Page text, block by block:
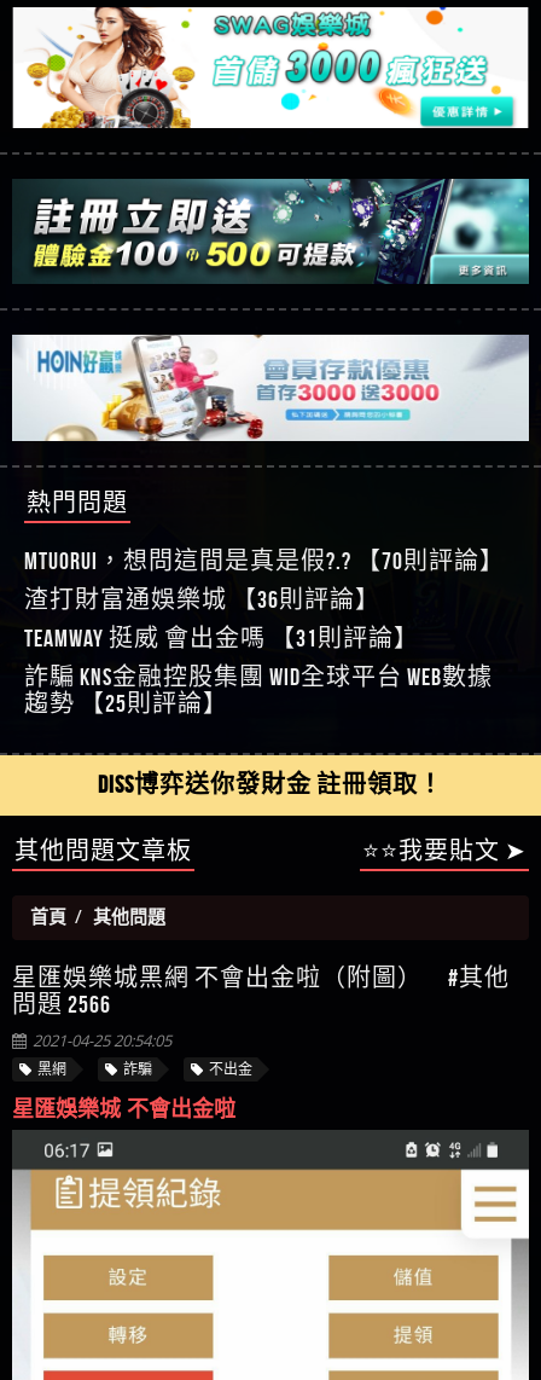
的錢一招拿回
機台運算專案是不是詐騙 機台運算專案是真的嗎
被機台運算專案詐騙的錢怎麼辦 本文教你如何拿
回被騙資金
討回資金賴zg369】Hoyabit是詐騙嗎 Hoyabit是不是詐
騙 Hoyabit是真的嗎 被HoyabitHoyabit詐騙的錢怎麼辦
本文教你如何拿回被騙資金
【其他問題】KS.M多元化行銷詐騙持續收割國人
中【免費討回資金賴zg369】KS.M多元化行銷是詐
騙嗎 KS.M多元化行銷是不是詐騙 KS.M多元化行銷是
真的嗎 被KS.M多元化行銷詐騙的錢怎麼辦 本文教
你如何拿回被騙資金
【其他問題】免費追回賴「zg369」深度解析野原
家 Family & Love如何詐騙 野原家 Family & Love是不是詐
騙 野原家 Family & Love是真的嗎 野原家 Family & Love是
詐騙嗎 165多次通報野原家 Family & Love是詐騙平台
【其他問題】元盈橋詐騙持續收割國人中【免費
討回資金賴zg369】元盈橋是詐騙嗎 元盈橋是不是
詐騙 元盈橋是真的嗎 被元盈橋詐騙的錢怎麼辦
【其他問題】被騙追回賴【zg369】M.L.Edge利用新
型詐騙手法欺詐群眾 M.L.Edge是真的嗎 M.L.Edge是不
金 被M.L.Edge詐騙的錢一招拿回
【其他問題】 Robinhood詐騙持續收割國人中【免
不是詐騙 Robinhood是真的嗎 被Robinhood詐騙的錢怎
麼辦 本文教你如何拿回被騙資金
資金賴zg369】FLTO是詐騙嗎 FLTO是不是詐騙 FLTO是
真的嗎 被FLTO詐騙的錢怎麼辦 本文教你如何拿回
被騙資金
【其他問題】 遇詐騙求救賴【zg369】八旬老翁被
ALYWS詐騙家破人亡 ALYWS是真的嗎 ALYWS是不是詐騙
ALYWS是詐騙嗎 （ALYWS）無法出金 請小心群組暗椿
【其他問題】 一招教你揭秘新型詐騙手法 （受害
者免費援助賴zg369）當當詐騙 當當是不是詐騙 當
當是真的嗎 當當是詐騙嗎 六旬老婦深信當當高獲
利回報被騙的家破人亡
【其他問題】用理性數據指路，開啟你的高回報
娛樂之旅
【其他問題】【老玩家不藏私】2025 線上老虎機
這樣挑！RTP、波動率和平台安全的全攻略！
【推薦博弈】這款《ATG 武俠》老虎機真的猛！玩
過才知道什麼叫超過3萬種中獎方式！
【推薦博弈】BNG電子遊戲完整攻略！熱門老虎
機、集鴻運玩法、獨家試玩一次看！
【其他問題】【2025】ATG試玩必看！戰神賽特
51,000倍數玩法攻略，輕鬆稱霸老虎機！
【其他問題】「拆解力智投資詐騙套路緊急追討
賴zg369」力智投資是不是詐騙 力智投資是真的嗎
力智投資是詐騙嗎 南部老翁還在癡迷力智投資高
回報獲利 請不要在匯款
【其他問題】 【遇天盛商行詐騙追回資金賴
zg369】天盛商行詐騙 天盛商行是不是詐騙 天盛商
行是真的嗎 天盛商行是詐騙嗎 被天盛商行詐騙一
招教你拿回
【其他問題】 受害者援助賴【zg369】退休老翁被
大戶e點靈詐騙痛不欲生 大戶e點靈是真的嗎 大戶e
點靈是不是詐騙 大戶e點靈是詐騙嗎 大戶e點靈無
法出金 （大戶e點靈）教你如何規避詐騙陷阱
【其他問題】 弘記投資詐騙持續收割國人中【免
費討回資金賴zg369】弘記投資是詐騙嗎 弘記投資
是不是詐騙 弘記投資是真的嗎 被弘記投資詐騙的
錢怎麼辦 本文教你如何拿回被騙資金
【其他問題】 被騙追回賴【zg369】KnTop利用新型
詐騙手法欺詐群眾 KnTop是真的嗎 KnTop是不是詐騙
KnTop是詐騙嗎 【KnTop】KnTop無法出金 被KnTop詐騙
的錢一招拿回
【其他問題】機台運算專案詐騙持續收割國人中
【免費討回資金賴zg369】機台運算專案是詐騙嗎
機台運算專案是不是詐騙 機台運算專案是真的嗎
被機台運算專案詐騙的錢怎麼辦 本文教你如何拿
回被騙資金
【其他問題】 Hoyabit詐騙持續收割國人中【免費
討回資金賴zg369】Hoyabit是詐騙嗎 Hoyabit是不是詐
騙 Hoyabit是真的嗎 被HoyabitHoyabit詐騙的錢怎麼辦
本文教你如何拿回被騙資金
【其他問題】KS.M多元化行銷詐騙持續收割國人
中【免費討回資金賴zg369】KS.M多元化行銷是詐
騙嗎 KS.M多元化行銷是不是詐騙 KS.M多元化行銷是
真的嗎 被KS.M多元化行銷詐騙的錢怎麼辦 本文教
【其他問題】免費追回賴「zg369」深度解析野原
家 Family & Love如何詐騙 野原家 Family & Love是不是詐
騙 野原家 Family & Love是真的嗎 野原家 Family & Love是
【其他問題】元盈橋詐騙持續收割國人中【免費
討回資金賴zg369】元盈橋是詐騙嗎 元盈橋是不是
本文教你如何拿回被騙資金
【其他問題】被騙追回賴【zg369】M.L.Edge利用新
是詐騙 M.L.Edge是詐騙嗎 【M.L.Edge】M.L.Edge無法出
金 被M.L.Edge詐騙的錢一招拿回
費討回資金賴zg369】Robinhood是詐騙嗎 Robinhood是
不是詐騙 Robinhood是真的嗎 被Robinhood詐騙的錢怎
麼辦 本文教你如何拿回被騙資金
【其他問題】FLTO詐騙持續收割國人中【免費討回
資金賴zg369】FLTO是詐騙嗎 FLTO是不是詐騙 FLTO是
真的嗎 被FLTO詐騙的錢怎麼辦 本文教你如何拿回
被騙資金
【其他問題】 遇詐騙求救賴【zg369】八旬老翁被
ALYWS詐騙家破人亡 ALYWS是真的嗎 ALYWS是不是詐騙
ALYWS是詐騙嗎 （ALYWS）無法出金 請小心群組暗椿
【其他問題】 一招教你揭秘新型詐騙手法 （受害
者免費援助賴zg369）當當詐騙 當當是不是詐騙 當
利回報被騙的家破人亡
【沈樂慧】又是九州??爛死了黑網不要玩
【林伊依】爛死了拉贏錢直接鎖帳號可以去吃屎
【陳靜茹】推薦小畢，我也是小畢的會員～～
【黃家羭】推推
【AVA娛樂城】還會自己做假對話來毀謗欸哈哈哈
好厲
【陳順堪】黑網不出金
【黃伊珊】不推薦爛公司
【陳順堪】星匯娛樂城出金幾次後贏錢就不給出
金
【陳順堪】黑網出金幾次後贏了就不出金出
【玩運彩】
【asd】唬爛不出金黑網垃圾平台
【蘇俊曄】所以會出金嗎現在也是一樣的狀況
【侯依揚】廢物喔
【傑】推代理真的好相處
回答
【王亞廷】LINE:kK605638
【王亞廷】#免費手遊#錢龍皇ONLINE#http
【傑】真的
【蔡如軒】黑網一個呵呵
【Wei】讚
【沈樂慧】又是九州??爛死了黑網不要玩
【林伊依】爛死了拉贏錢直接鎖帳號可以去吃屎
【陳靜茹】推薦小畢，我也是小畢的會員～～
【AVA娛樂城】還會自己做假對話來毀謗欸哈哈哈
【陳順堪】黑網不出金
【黃伊珊】不推薦爛公司
【陳順堪】星匯娛樂城出金幾次後贏錢就不給出
金
【陳順堪】黑網出金幾次後贏了就不出金出
【玩運彩】
【asd】唬爛不出金黑網垃圾平台
【蘇俊曄】所以會出金嗎現在也是一樣的狀況
【侯依揚】廢物喔
熱門問題
MTUORUi，想問這間是真是假?.? 【70則評論】
渣打財富通娛樂城 【36則評論】
TEAMWAY 挺威 會出金嗎 【31則評論】
趨勢 【25則評論】
DISS博弈送你發財金 註冊領取！
其他問題文章板
首頁 其他問題
星匯娛樂城黑網 不會出金啦（附圖） #其他
問題 2566
2021-04-25 20:54:05
黑網 詐騙 不出金
星匯娛樂城 不會出金啦